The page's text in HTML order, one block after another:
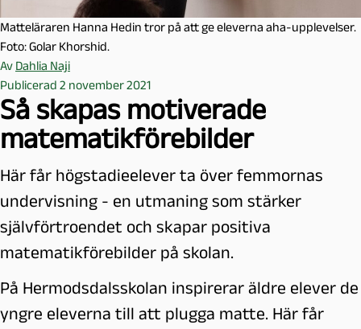
Matteläraren Hanna Hedin tror på att ge eleverna aha-upplevelser.
Foto: Golar Khorshid.
Av Dahlia Naji
Publicerad 2 november 2021
Så skapas motiverade
matematikförebilder
Här får högstadieelever ta över femmornas
undervisning - en utmaning som stärker
självförtroendet och skapar positiva
matematikförebilder på skolan.
På Hermodsdalsskolan inspirerar äldre elever de
yngre eleverna till att plugga matte. Här får